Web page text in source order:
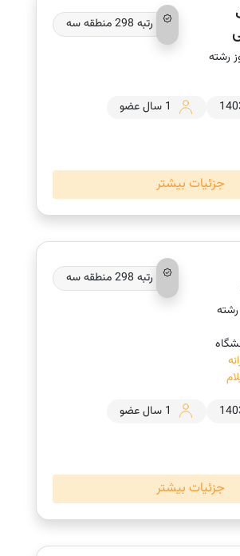
رتبه 298 منطقه سه
جزئیات بیشتر
رتبه 298 منطقه سه
جزئیات بیشتر